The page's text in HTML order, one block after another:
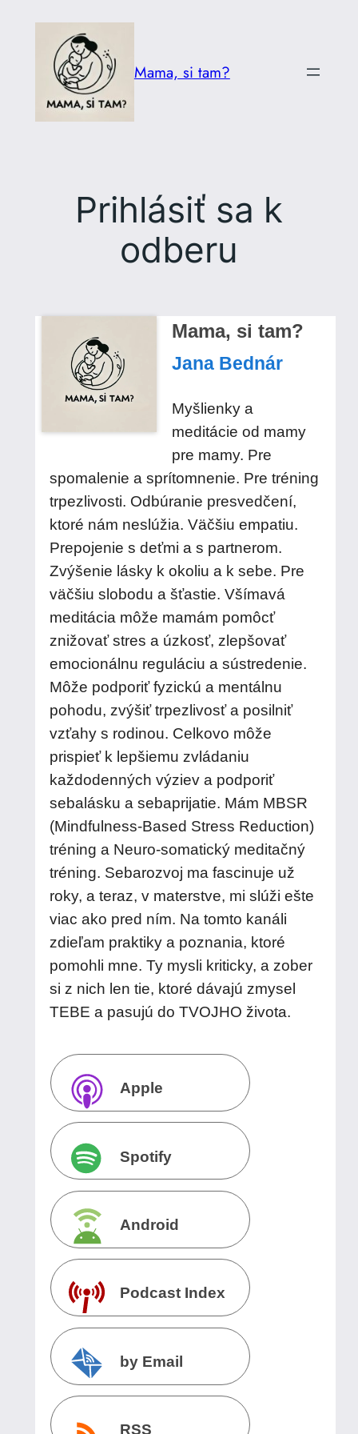
Prejsť
Mama, si tam?
Prihlásiť sa k
odberu
Mama, si tam?
Jana Bednár
Myšlienky a
meditácie od mamy
pre mamy. Pre
spomalenie a sprítomnenie. Pre tréning
trpezlivosti. Odbúranie presvedčení,
ktoré nám neslúžia. Väčšiu empatiu.
Prepojenie s deťmi a s partnerom.
Zvýšenie lásky k okoliu a k sebe. Pre
väčšiu slobodu a šťastie. Všímavá
meditácia môže mamám pomôcť
znižovať stres a úzkosť, zlepšovať
emocionálnu reguláciu a sústredenie.
Môže podporiť fyzickú a mentálnu
pohodu, zvýšiť trpezlivosť a posilniť
vzťahy s rodinou. Celkovo môže
prispieť k lepšiemu zvládaniu
každodenných výziev a podporiť
sebalásku a sebaprijatie. Mám MBSR
(Mindfulness-Based Stress Reduction)
tréning a Neuro-somatický meditačný
tréning. Sebarozvoj ma fascinuje už
roky, a teraz, v materstve, mi slúži ešte
viac ako pred ním. Na tomto kanáli
zdieľam praktiky a poznania, ktoré
pomohli mne. Ty mysli kriticky, a zober
si z nich len tie, ktoré dávajú zmysel
TEBE a pasujú do TVOJHO života.
Apple
Podcasts
Spotify
Android
Podcast Index
by Email
RSS